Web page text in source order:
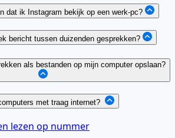
dat ik Instagram bekijk op een werk-pc?
bericht tussen duizenden gesprekken?
als bestanden op mijn computer opslaan?
met traag internet?
lezen op nummer